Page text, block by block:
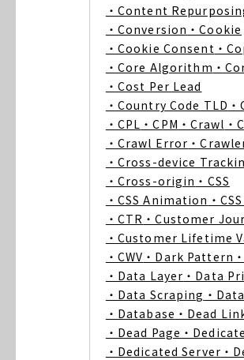
・Content
・Conversion ・Cookie
・Cookie Consent ・
・Core Algorithm ・
・Cost Per Lead
・Country Code TLD
・CPL ・CPM ・Crawl
・Crawl Error ・
・Cross-device
・Cross-origin ・CSS
・CSS Animation ・
・CTR ・Customer
・Customer Lifetime
・CWV ・Dark Pattern
・Data Layer ・Data
・Data Scraping ・
・Database ・Dead
・Dead Page ・
・Dedicated Server ・